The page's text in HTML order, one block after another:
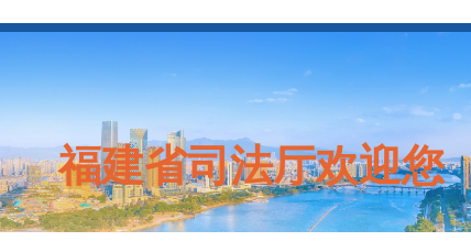
福建省司法厅欢迎您